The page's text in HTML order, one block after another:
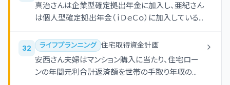
真治さんは企業型確定拠出年金に加入し、亜紀さん
は個人型確定拠出年金（ｉＤｅＣｏ）に加入している。
する次の記述のうち、最も不適切なものはどれか。
32 ライフプランニング 住宅取得資金計画
安西さん夫婦はマンション購入に当たり、住宅ロー
ンの年間元利合計返済額を世帯の手取り年収の